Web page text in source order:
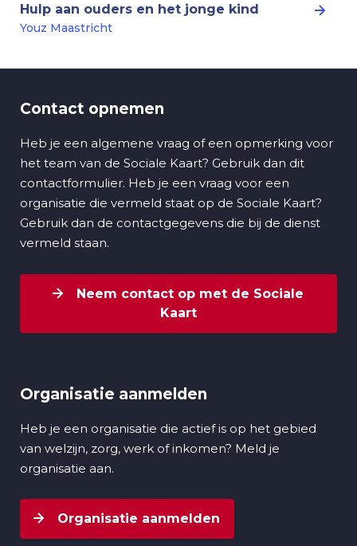
Hulp aan ouders en het jonge kind
Youz Maastricht
Contact opnemen
Heb je een algemene vraag of een opmerking voor
het team van de Sociale Kaart? Gebruik dan dit
contactformulier. Heb je een vraag voor een
organisatie die vermeld staat op de Sociale Kaart?
Gebruik dan de contactgegevens die bij de dienst
vermeld staan.
Neem contact op met de Sociale
Kaart
Organisatie aanmelden
Heb je een organisatie die actief is op het gebied
van welzijn, zorg, werk of inkomen? Meld je
organisatie aan.
Organisatie aanmelden